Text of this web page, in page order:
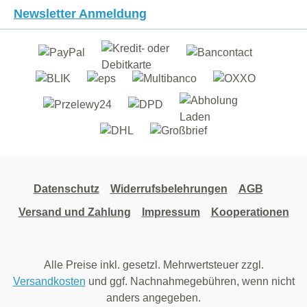
AbkaufDie Leihtrage kann nach Absprache
auch abgekauft werden. Der Preis richtet sich
nach dem Zustand. Wir verschicken auch
manchmal Neuware, wenn nichts anderes
vorrätig ist!Material: 100%
BaumwolleWaschanleitung: Bitte nicht
waschen, die Trage kommt gewaschen zu
Euch! Falls Waschen zwischendurch nötig,
Schleuderzahlnicht geeignet für den
Trocknergepolsterte Teile nicht bügeln
Newsletter Anmeldung
Datenschutz Widerrufsbelehrungen
AGB
Versand und Zahlung
Impressum Kooperationen
Alle Preise inkl. gesetzl. Mehrwertsteuer zzgl.
Versandkosten und ggf. Nachnahmegebühren, wenn nicht
anders angegeben.